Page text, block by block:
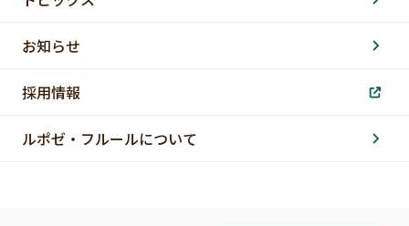
お知らせ
採用情報
ルポゼ・フルールについて